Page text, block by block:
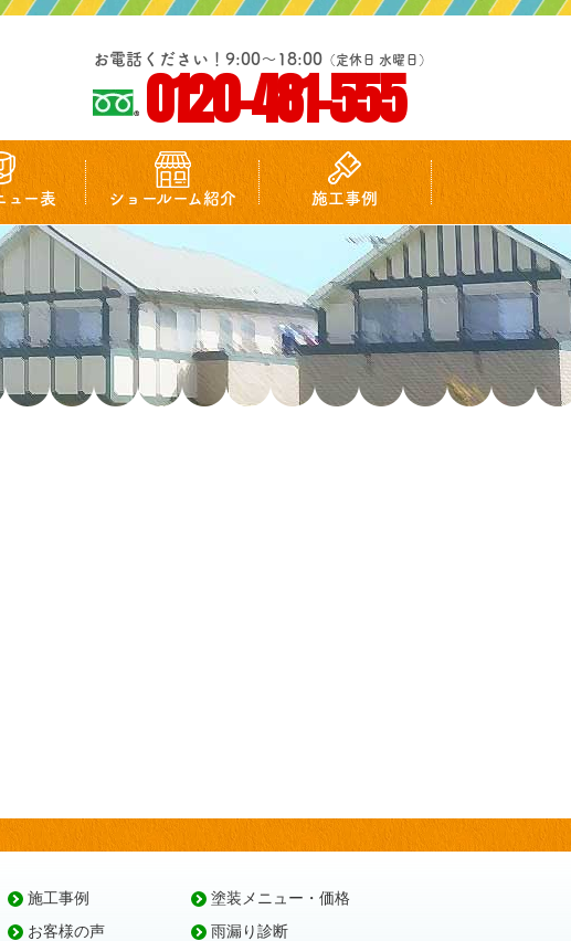
お電話ください！9:00～18:00 （定休日 水曜日）
0120-481-555
ュー表 ショールーム紹介 施工事例
施工事例
お客様の声
塗装メニュー・価格
雨漏り診断